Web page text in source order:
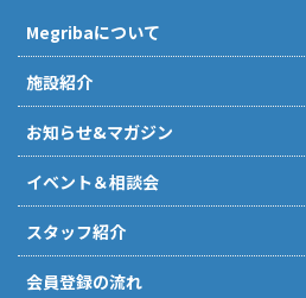
Megribaについて
施設紹介
お知らせ&マガジン
イベント＆相談会
スタッフ紹介
会員登録の流れ